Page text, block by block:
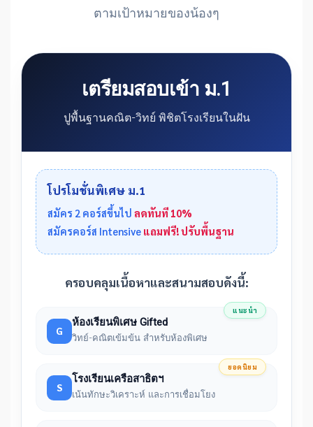
ตามเป้าหมายของน้องๆ
เตรียมสอบเข้า ม.1
ปูพื้นฐานคณิต-วิทย์ พิชิตโรงเรียนในฝัน
โปรโมชั่นพิเศษ ม.1
สมัคร 2 คอร์สขึ้นไป ลดทันที 10%
สมัครคอร์ส Intensive แถมฟรี! ปรับพื้นฐาน
ครอบคลุมเนื้อหาและสนามสอบดังนี้:
แนะนำ
G
ห้องเรียนพิเศษ Gifted
วิทย์-คณิตเข้มข้น สำหรับห้องพิเศษ
ยอดนิยม
S
โรงเรียนเครือสาธิตฯ
เน้นทักษะวิเคราะห์ และการเชื่อมโยง